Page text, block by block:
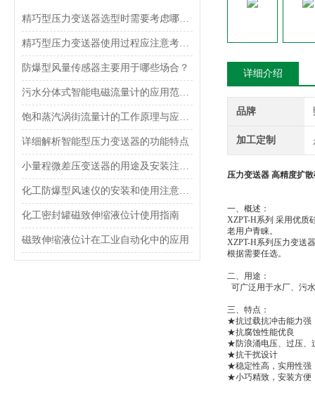
精巧型压力变送器选型时需要考虑哪些因素？
精巧型压力变送器使用过程应注意考虑什么？
防爆型风量传感器主要用于哪些场合？
污水分体式智能电磁流量计的应用范围及特点
饱和蒸汽涡街流量计的工作原理与应用分析
详细解析智能型压力变送器的功能特点
小量程微差压变送器的用途及安装注意事项
化工防爆型风速仪的安装和使用注意事项
化工密封罐磁致伸缩液位计使用指南
磁致伸缩液位计在工业自动化中的应用
详细介绍
品牌
加工定制
压力变送器 高精度扩
一、概述：
XZPT-H系列 采用优质
老用户青睐。
XZPT-H系列压力变送
根据需要任选。
二、用途：
可广泛用于水厂、污
三、特点：
★抗过载抗冲击能力强
★抗腐蚀性能优良
★防浪涌电压、过压、
★抗干扰设计
★稳定性高，实用性强
★小巧精致，安装方便